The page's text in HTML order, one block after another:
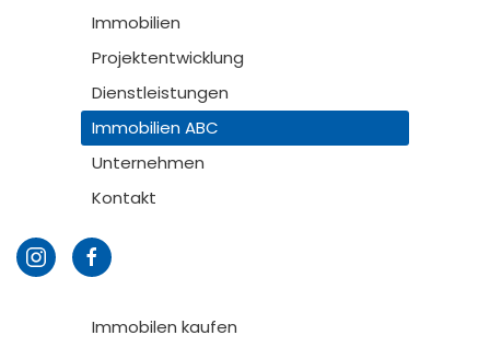
Immobilien
Projektentwicklung
Dienstleistungen
Immobilien ABC
Unternehmen
Kontakt
Immobilen kaufen